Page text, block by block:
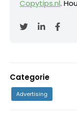
Copytips.nl.
Categorie
Advertising